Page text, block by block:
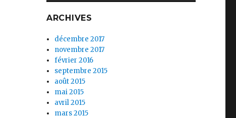
ARCHIVES
décembre 2017
novembre 2017
février 2016
septembre 2015
août 2015
mai 2015
avril 2015
mars 2015